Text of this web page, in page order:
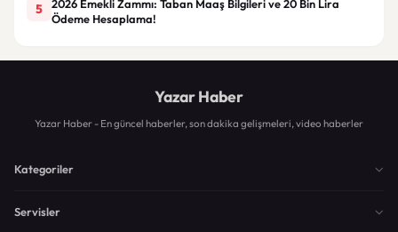
5
2026 Emekli Zammı: Taban Maaş Bilgileri ve 20 Bin Lira
Ödeme Hesaplama!
Yazar Haber
Yazar Haber - En güncel haberler, son dakika gelişmeleri, video haberler
Kategoriler
Servisler